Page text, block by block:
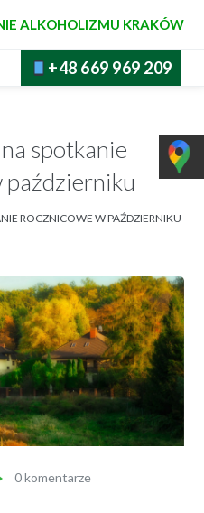
ALKOHOLIZMU KRAKÓW
+48 669 969 209
spotkanie
październiku
ROCZNICOWE W PAŹDZIERNIKU
0 komentarze